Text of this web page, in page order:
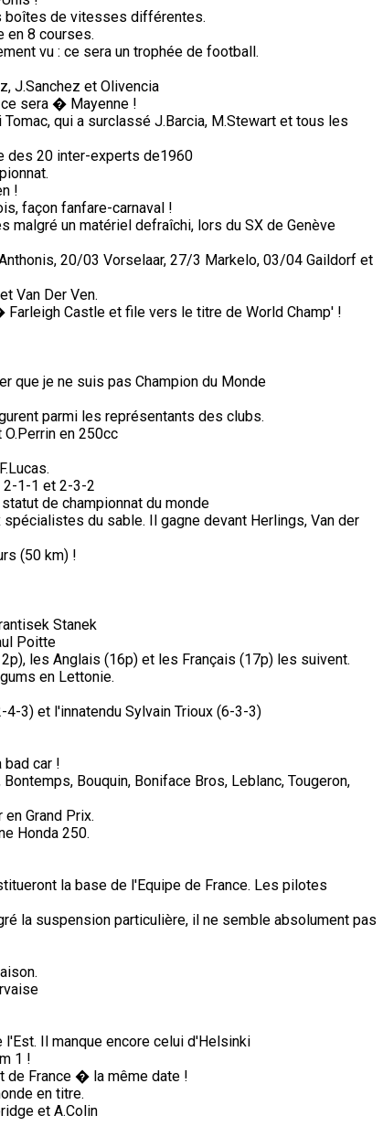
boîtes de vitesses différentes.
en 8 courses.
vu : ce sera un trophée de football.
J.Sanchez et Olivencia
sera � Mayenne !
qui a surclassé J.Barcia, M.Stewart et tous les
des 20 inter-experts de1960
!
façon fanfare-carnaval !
malgré un matériel defraîchi, lors du SX de Genève
20/03 Vorselaar, 27/3 Markelo, 03/04 Gaildorf et
Van Der Ven.
Farleigh Castle et file vers le titre de World Champ' !
que je ne suis pas Champion du Monde
parmi les représentants des clubs.
O.Perrin en 250cc
2-1-1 et 2-3-2
de championnat du monde
spécialistes du sable. Il gagne devant Herlings, Van der
(50 km) !
Stanek
Poitte
les Anglais (16p) et les Français (17p) les suivent.
en Lettonie.
4-3) et l'innatendu Sylvain Trioux (6-3-3)
car !
Bouquin, Boniface Bros, Leblanc, Tougeron,
Grand Prix.
Honda 250.
la base de l'Equipe de France. Les pilotes
la suspension particulière, il ne semble absolument pas
l'Est. Il manque encore celui d'Helsinki
1 !
de France � la même date !
en titre.
et A.Colin